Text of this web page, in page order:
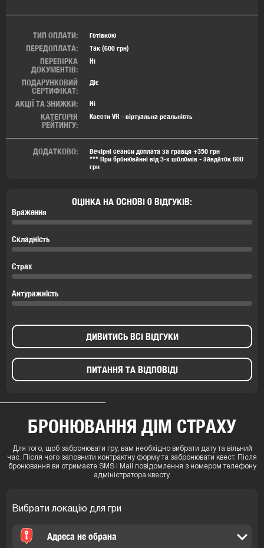
ТИП ОПЛАТИ: Готівкою
ПЕРЕДОПЛАТА: Так (600 грн)
ПЕРЕВІРКА
ДОКУМЕНТІВ:
Ні
ПОДАРУНКОВИЙ
СЕРТИФІКАТ:
Діє
АКЦІЇ ТА ЗНИЖКИ: Ні
КАТЕГОРІЯ
РЕЙТИНГУ:
Квести VR - віртуальна реальність
ОЦІНКА НА ОСНОВІ 0 ВІДГУКІВ:
Враження
Складність
Страх
Антуражність
ДИВИТИСЬ ВСІ ВІДГУКИ
ПИТАННЯ ТА ВІДПОВІДІ
ДОДАТКОВО:
Вечірні сеанси доплата за гравця +350 грн
*** При бронюванні від 3-х шоломів - завдаток 600
грн
БРОНЮВАННЯ ДІМ СТРАХУ
Для того, щоб забронювати гру, вам необхідно вибрати дату та вільний
час. Після чого заповнити контрактну форму та забронювати квест. Після
бронювання ви отримаєте SMS і Mail повідомлення з номером телефону
адміністратора квесту.
Вибрати локацію для гри